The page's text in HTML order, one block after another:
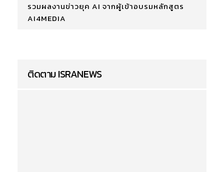
รวมผลงานข่าวยุค AI จากผู้เข้าอบรมหลักสูตร
AI4MEDIA
ติดตาม ISRANEWS